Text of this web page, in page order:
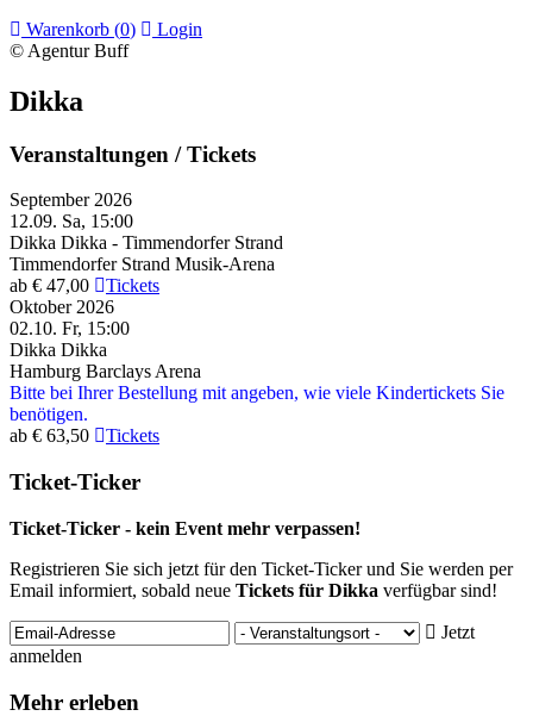
Warenkorb (0)
Login
© Agentur Buff
Dikka
Veranstaltungen / Tickets
September 2026
12.09. Sa, 15:00
Dikka Dikka - Timmendorfer Strand
Timmendorfer Strand Musik-Arena
ab € 47,00
Tickets
Oktober 2026
02.10. Fr, 15:00
Dikka Dikka
Hamburg Barclays Arena
Bitte bei Ihrer Bestellung mit angeben, wie viele Kindertickets Sie
benötigen.
ab € 63,50
Tickets
Ticket-Ticker
Ticket-Ticker - kein Event mehr verpassen!
Registrieren Sie sich jetzt für den Ticket-Ticker und Sie werden per
Email informiert, sobald neue Tickets für Dikka verfügbar sind!
Jetzt
anmelden
Mehr erleben